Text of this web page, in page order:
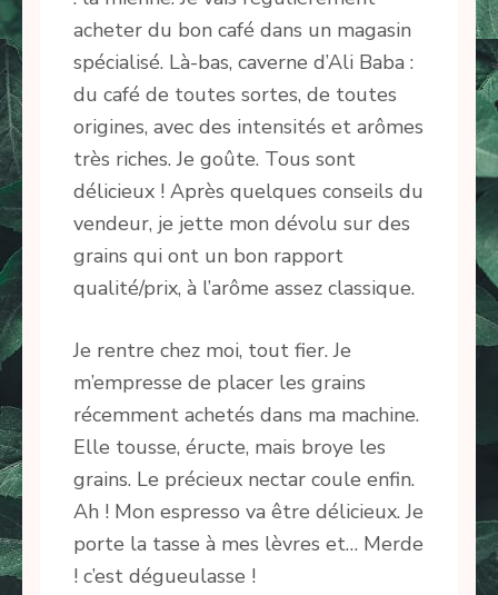
acheter du bon café dans un magasin
spécialisé. Là-bas, caverne d’Ali Baba :
du café de toutes sortes, de toutes
origines, avec des intensités et arômes
très riches. Je goûte. Tous sont
délicieux ! Après quelques conseils du
vendeur, je jette mon dévolu sur des
grains qui ont un bon rapport
qualité/prix, à l’arôme assez classique.
Je rentre chez moi, tout fier. Je
m’empresse de placer les grains
récemment achetés dans ma machine.
Elle tousse, éructe, mais broye les
grains. Le précieux nectar coule enfin.
Ah ! Mon espresso va être délicieux. Je
porte la tasse à mes lèvres et… Merde
! c’est dégueulasse !